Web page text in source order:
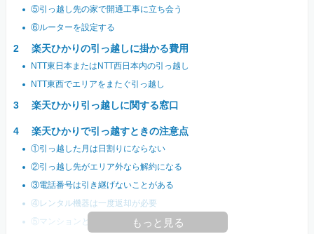
⑤引っ越し先の家で開通工事に立ち会う
⑥ルーターを設定する
楽天ひかりの引っ越しに掛かる費用
NTT東日本またはNTT西日本内の引っ越し
NTT東西でエリアをまたぐ引っ越し
楽天ひかり引っ越しに関する窓口
楽天ひかりで引っ越すときの注意点
①引っ越した月は日割りにならない
②引っ越し先がエリア外なら解約になる
③電話番号は引き継げないことがある
④レンタル機器は一度返却が必要
⑤マンションと戸建ては月額料金が違う
もっと見る